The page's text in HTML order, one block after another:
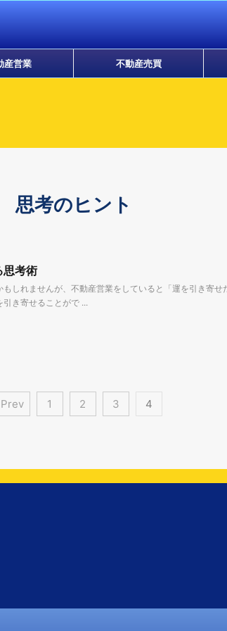
産営業 不動産売買
思考のヒント
思考術
しれませんが、不動産営業をしていると「運を引き寄
き寄せることがで ...
1 2 3 4